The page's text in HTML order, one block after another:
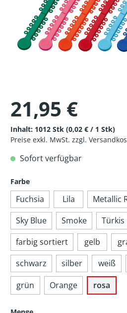
21,95 €
Inhalt: 1012 Stk (0,02 € / 1 Stk)
Preise exkl. MwSt. zzgl.
Sofort verfügbar
Farbe
Fuchsia Lila Metallic
Sky Blue
Smoke Türkis
farbig sortiert
gelb
schwarz
silber weiß
grün
Orange rosa